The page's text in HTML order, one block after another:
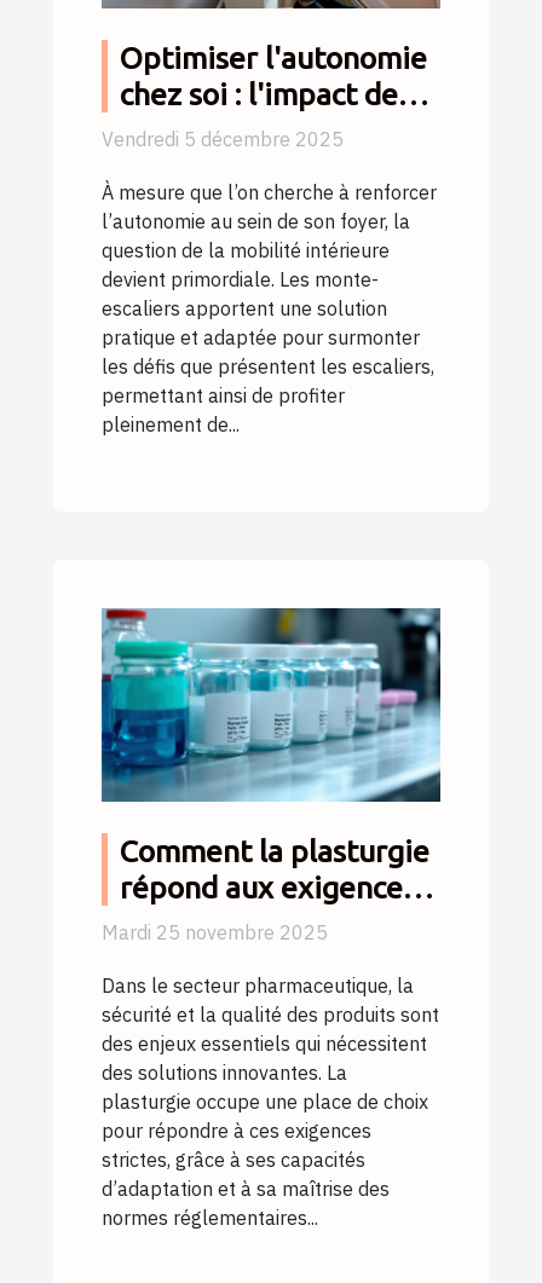
Optimiser l'autonomie
chez soi : l'impact des
monte-escaliers
Vendredi 5 décembre 2025
À mesure que l’on cherche à renforcer
l’autonomie au sein de son foyer, la
question de la mobilité intérieure
devient primordiale. Les monte-
escaliers apportent une solution
pratique et adaptée pour surmonter
les défis que présentent les escaliers,
permettant ainsi de profiter
pleinement de...
Comment la plasturgie
répond aux exigences
strictes du secteur
Mardi 25 novembre 2025
Dans le secteur pharmaceutique, la
sécurité et la qualité des produits sont
des enjeux essentiels qui nécessitent
des solutions innovantes. La
plasturgie occupe une place de choix
pour répondre à ces exigences
strictes, grâce à ses capacités
d’adaptation et à sa maîtrise des
normes réglementaires...